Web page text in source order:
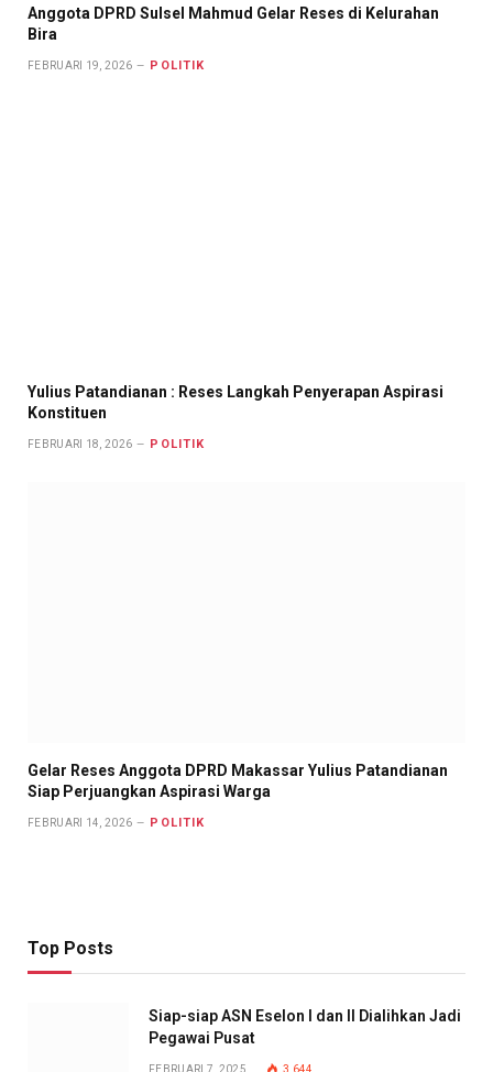
Anggota DPRD Sulsel Mahmud Gelar Reses di Kelurahan
Bira
FEBRUARI 19, 2026 POLITIK
Yulius Patandianan : Reses Langkah Penyerapan Aspirasi
Konstituen
FEBRUARI 18, 2026 POLITIK
Gelar Reses Anggota DPRD Makassar Yulius Patandianan
Siap Perjuangkan Aspirasi Warga
FEBRUARI 14, 2026 POLITIK
Top Posts
Siap-siap ASN Eselon I dan II Dialihkan Jadi
Pegawai Pusat
FEBRUARI 7, 2025 3,644